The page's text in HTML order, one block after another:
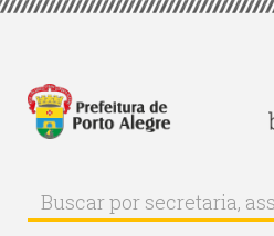
Pular
principal
Buscar
Buscar
por